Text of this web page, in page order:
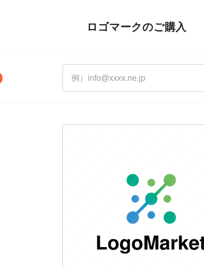
ロゴマークのご購入